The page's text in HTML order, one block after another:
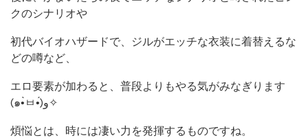
クのシナリオや
初代バイオハザードで、ジルがエッチな衣装に着替えるな
どの噂など、
エロ要素が加わると、普段よりもやる気がみなぎります
(๑•̀ㅂ•́)و✧
煩悩とは、時には凄い力を発揮するものですね。